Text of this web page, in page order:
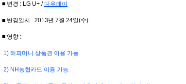
■ 변경 : LG U+ / 다우페이
■ 변경일시 : 2013년 7월 24일(수)
■ 영향 :
1) 해피머니 상품권 이용 가능
2) NH농협카드 이용 가능